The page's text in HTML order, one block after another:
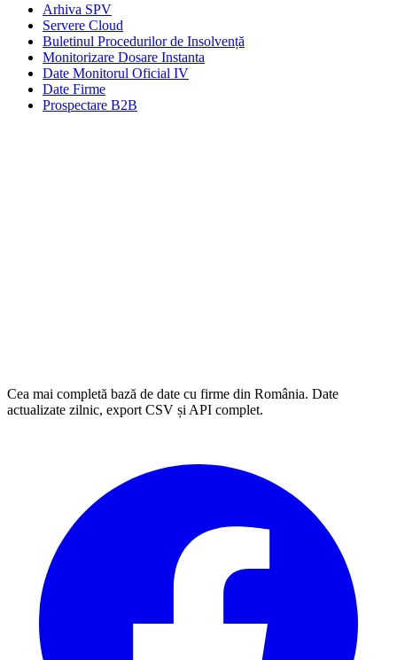
Arhiva SPV
Servere Cloud
Buletinul Procedurilor de Insolvență
Monitorizare Dosare Instanta
Date Monitorul Oficial IV
Date Firme
Prospectare B2B
Cea mai completă bază de date cu firme din România. Date
actualizate zilnic, export CSV și API complet.